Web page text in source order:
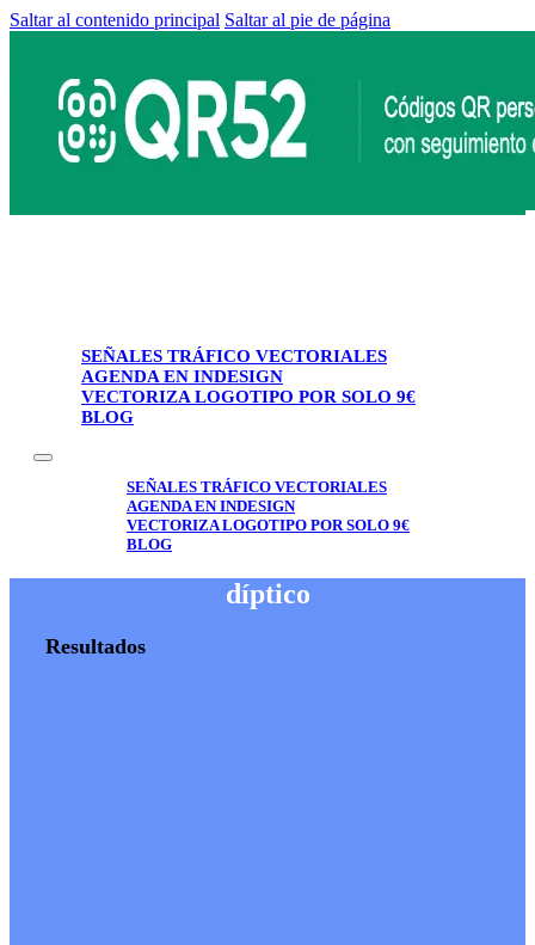
Saltar al contenido principal Saltar al pie de página
SEÑALES TRÁFICO VECTORIALES
AGENDA EN INDESIGN
VECTORIZA LOGOTIPO POR SOLO 9€
BLOG
SEÑALES TRÁFICO VECTORIALES
AGENDA EN INDESIGN
VECTORIZA LOGOTIPO POR SOLO 9€
BLOG
díptico
Resultados